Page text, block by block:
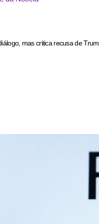
mas critica recusa de